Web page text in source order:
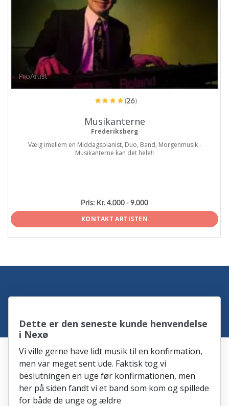
ProArtist
(26)
Musikanterne
Frederiksberg
Vælg imellem en Middagspianist, Duo, Band, Morgenmusik -
Musikanterne kan det hele!!
Pris: Kr. 4.000 - 9.000
KONTAKT ARTISTEN
Dette er den seneste kunde henvendelse
i Nexø
Vi ville gerne have lidt musik til en konfirmation,
men var meget sent ude. Faktisk tog vi
beslutningen en uge før konfirmationen, men
her på siden fandt vi et band som kom og spillede
for både de unge og ældre